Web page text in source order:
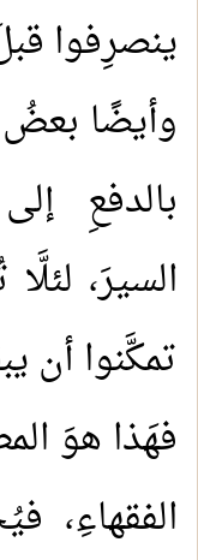
ينصرِفوا
وأيضًا بعضُ
بالدفعِ
السيرَ،
تمكَّنوا أن
فهَذا هوَ
الفقهاءِ،